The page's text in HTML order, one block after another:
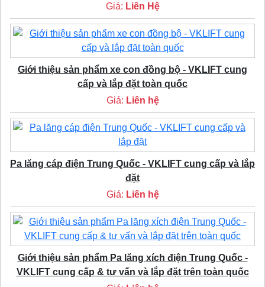
Giá: Liên Hệ
Giới thiệu sản phẩm xe con đồng bộ - VKLIFT cung
cấp và lắp đặt toàn quốc
Giá: Liên hệ
Pa lăng cáp điện Trung Quốc - VKLIFT cung cấp và lắp
đặt
Giá: Liên hệ
Giới thiệu sản phẩm Pa lăng xích điện Trung Quốc -
VKLIFT cung cấp & tư vấn và lắp đặt trên toàn quốc